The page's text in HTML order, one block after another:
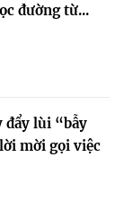
đường từ...
đẩy lùi “bẫy
mời gọi việc